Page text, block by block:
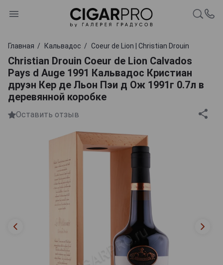
Главная Кальвадос Coeur de Lion | Christian Drouin
Christian Drouin Coeur de Lion Calvados
Pays d Auge 1991 Кальвадос Кристиан
друэн Кер де Льон Пэи д Ож 1991г 0.7л в
деревянной коробке
Оставить отзыв